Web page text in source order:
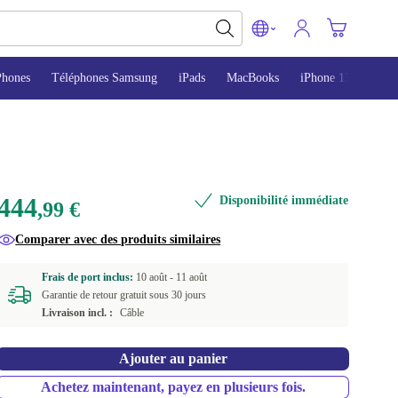
Téléphones Samsung iPads MacBooks iPhone 13
,99 € Disponibilité immédiate
Comparer avec des produits similaires
Frais de port inclus: 10 août - 11 août
Garantie de retour gratuit sous 30 jours
Livraison incl. :
Câble
Ajouter au panier
Achetez maintenant, payez en plusieurs fois.